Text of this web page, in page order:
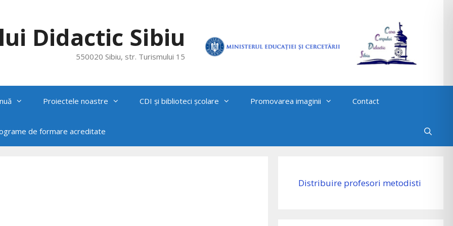
Didactic Sibiu
550020 Sibiu, str. Turismului 15
Proiectele noastre CDI și biblioteci școlare Promovarea imaginii Contact
de formare acreditate
Distribuire profesori metodisti